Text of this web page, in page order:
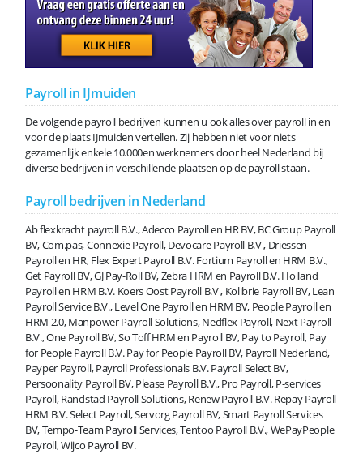
Payroll in IJmuiden
De volgende payroll bedrijven kunnen u ook alles over payroll in en
voor de plaats IJmuiden vertellen. Zij hebben niet voor niets
gezamenlijk enkele 10.000en werknemers door heel Nederland bij
diverse bedrijven in verschillende plaatsen op de payroll staan.
Payroll bedrijven in Nederland
Ab flexkracht payroll B.V., Adecco Payroll en HR BV, BC Group Payroll
BV, Com.pas, Connexie Payroll, Devocare Payroll B.V., Driessen
Payroll en HR, Flex Expert Payroll B.V. Fortium Payroll en HRM B.V.,
Get Payroll BV, GJ Pay-Roll BV, Zebra HRM en Payroll B.V. Holland
Payroll en HRM B.V. Koers Oost Payroll B.V., Kolibrie Payroll BV, Lean
Payroll Service B.V., Level One Payroll en HRM BV, People Payroll en
HRM 2.0, Manpower Payroll Solutions, Nedflex Payroll, Next Payroll
B.V., One Payroll BV, So Toff HRM en Payroll BV, Pay to Payroll, Pay
for People Payroll B.V. Pay for People Payroll BV, Payroll Nederland,
Payper Payroll, Payroll Professionals B.V. Payroll Select BV,
Persoonality Payroll BV, Please Payroll B.V., Pro Payroll, P-services
Payroll, Randstad Payroll Solutions, Renew Payroll B.V. Repay Payroll
HRM B.V. Select Payroll, Servorg Payroll BV, Smart Payroll Services
BV, Tempo-Team Payroll Services, Tentoo Payroll B.V., WePayPeople
Payroll, Wijco Payroll BV.